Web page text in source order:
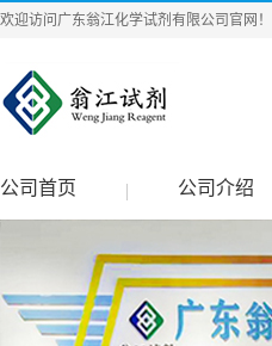
欢迎访问广东翁江化学试剂有限公司官网！
公司首页 公司介绍